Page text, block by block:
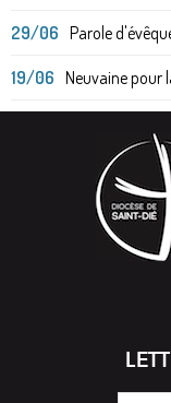
29/06 Parole
19/06 Neuvaine pour